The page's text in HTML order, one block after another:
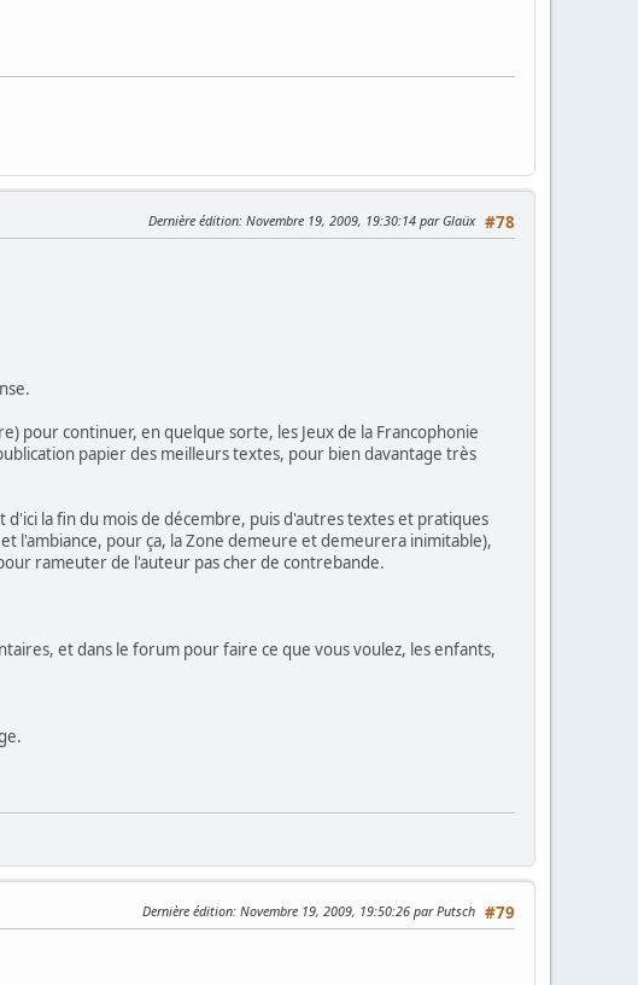
#78
Dernière édition: Novembre 19, 2009, 19:30:14 par Glaüx
pour continuer, en quelque sorte, les Jeux de la Francophonie
papier des meilleurs textes, pour bien davantage très
la fin du mois de décembre, puis d'autres textes et pratiques
l'ambiance, pour ça, la Zone demeure et demeurera inimitable),
rameuter de l'auteur pas cher de contrebande.
et dans le forum pour faire ce que vous voulez, les enfants,
#79
Dernière édition: Novembre 19, 2009, 19:50:26 par Putsch